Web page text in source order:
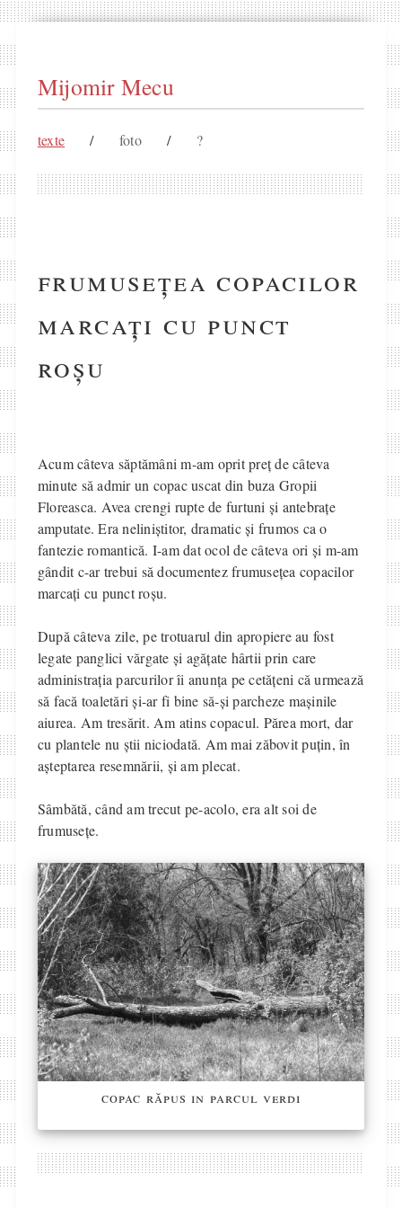
Mijomir Mecu
texte / foto / ?
frumusețea copacilor
marcați cu punct
roșu
Acum câteva săptămâni m-am oprit preț de câteva
minute să admir un copac uscat din buza Gropii
Floreasca. Avea crengi rupte de furtuni și antebrațe
amputate. Era neliniștitor, dramatic și frumos ca o
fantezie romantică. I-am dat ocol de câteva ori și m-am
gândit c-ar trebui să documentez frumusețea copacilor
marcați cu punct roșu.
După câteva zile, pe trotuarul din apropiere au fost
legate panglici vărgate și agățate hârtii prin care
administrația parcurilor îi anunța pe cetățeni că urmează
să facă toaletări și-ar fi bine să-și parcheze mașinile
aiurea. Am tresărit. Am atins copacul. Părea mort, dar
cu plantele nu știi niciodată. Am mai zăbovit puțin, în
așteptarea resemnării, și am plecat.
Sâmbătă, când am trecut pe-acolo, era alt soi de
frumusețe.
copac răpus in parcul verdi